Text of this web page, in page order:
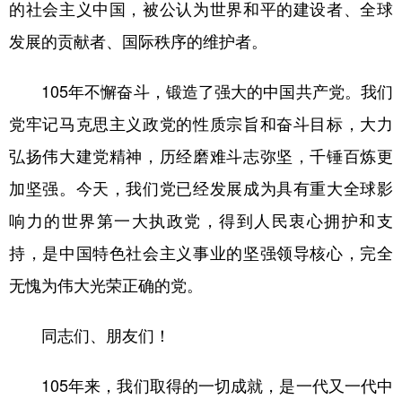
的社会主义中国，被公认为世界和平的建设者、全球
发展的贡献者、国际秩序的维护者。
105年不懈奋斗，锻造了强大的中国共产党。我们
党牢记马克思主义政党的性质宗旨和奋斗目标，大力
弘扬伟大建党精神，历经磨难斗志弥坚，千锤百炼更
加坚强。今天，我们党已经发展成为具有重大全球影
响力的世界第一大执政党，得到人民衷心拥护和支
持，是中国特色社会主义事业的坚强领导核心，完全
无愧为伟大光荣正确的党。
同志们、朋友们！
105年来，我们取得的一切成就，是一代又一代中